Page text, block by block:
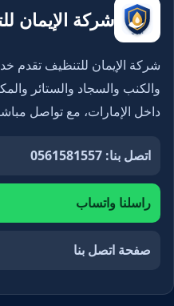
شركة الإيمان
شركة الإيمان للتنظيف تقدم
والكنب والسجاد والستائر
داخل الإمارات، مع تواصل
اتصل بنا: 0561581557
راسلنا واتساب
صفحة اتصل بنا